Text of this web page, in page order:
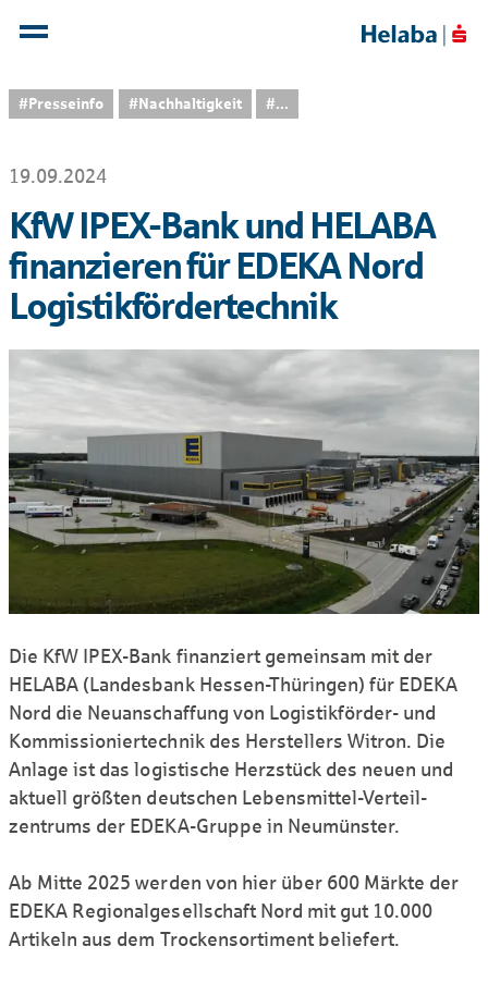
#Presseinfo #Nachhaltigkeit ...
19.09.2024
KfW IPEX-Bank und HELABA
finanzieren für EDEKA Nord
Logistikfördertechnik
Die KfW IPEX-Bank finanziert gemeinsam mit der
HELABA (Landesbank Hessen-Thüringen) für EDEKA
Nord die Neu­anschaffung von Logistikförder- und
Kommissionier­technik des Herstellers Witron. Die
Anlage ist das logistische Herzstück des neuen und
aktuell größten deutschen Lebensmittel-Verteil­
zentrums der EDEKA-Gruppe in Neumünster.
Ab Mitte 2025 werden von hier über 600 Märkte der
EDEKA Regional­gesellschaft Nord mit gut 10.000
Artikeln aus dem Trocken­sortiment beliefert.